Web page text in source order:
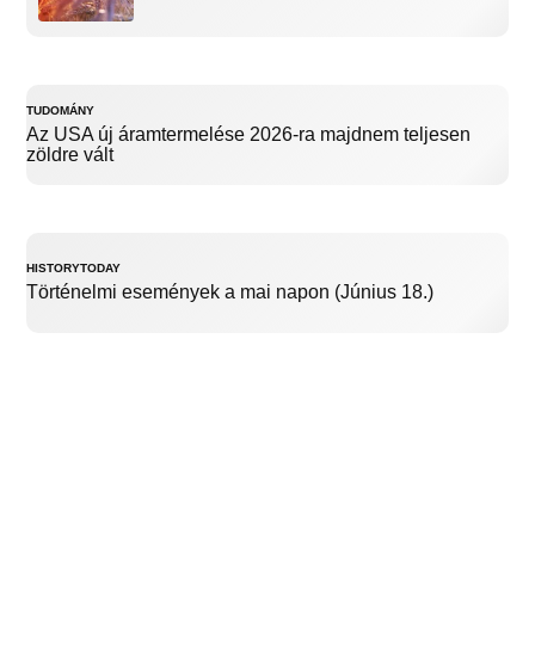
TUDOMÁNY
Az USA új áramtermelése 2026-ra majdnem teljesen
zöldre vált
HISTORYTODAY
Történelmi események a mai napon (Június 18.)